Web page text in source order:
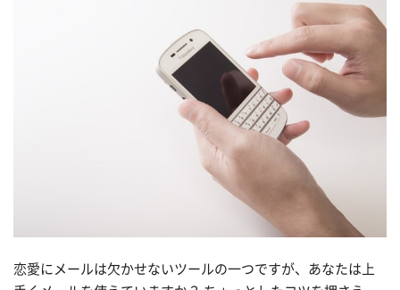
恋愛にメールは欠かせないツールの一つですが、あなたは上